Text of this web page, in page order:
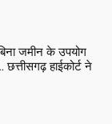
जमीन के उपयोग
हाईकोर्ट ने